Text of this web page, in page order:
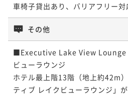
車椅子貸出あり、バリアフリー対
その他
■Executive Lake View
ビューラウンジ
ホテル最上階13階（地上約42m
ティブ レイクビューラウンジ」